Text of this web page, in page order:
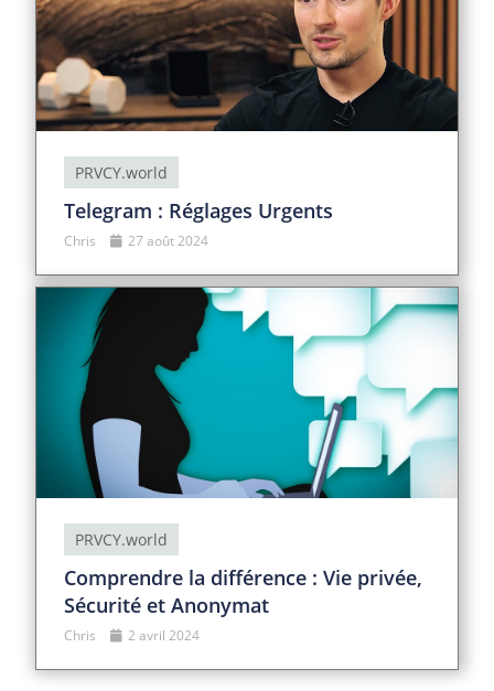
PRVCY.world
Telegram : Réglages Urgents
Chris 27 août 2024
PRVCY.world
Comprendre la différence : Vie privée,
Sécurité et Anonymat
Chris 2 avril 2024